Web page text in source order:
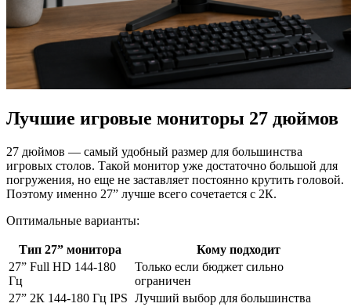
Лучшие игровые мониторы 27 дюймов
27 дюймов — самый удобный размер для большинства
игровых столов. Такой монитор уже достаточно большой для
погружения, но еще не заставляет постоянно крутить головой.
Поэтому именно 27” лучше всего сочетается с 2К.
Оптимальные варианты:
Тип 27” монитора
Кому подходит
27” Full HD 144-180
Гц
Только если бюджет сильно
ограничен
27” 2К 144-180 Гц IPS Лучший выбор для большинства